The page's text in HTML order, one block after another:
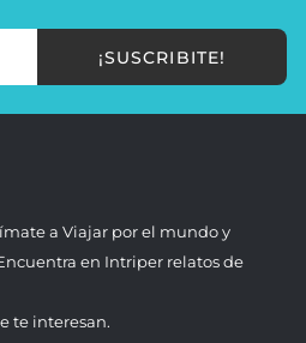
¡SUSCRIBITE!
a Viajar por el mundo y
en Intriper relatos de
te interesan.